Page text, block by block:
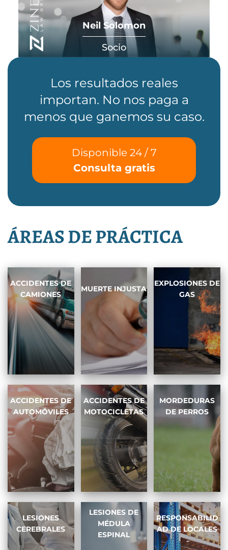
Neil Solomon
Socio
Los resultados reales
importan. No nos paga a
menos que ganemos su caso.
Disponible 24 / 7
Consulta gratis
ÁREAS DE PRÁCTICA
ACCIDENTES DE
CAMIONES
MUERTE INJUSTA
EXPLOSIONES DE
GAS
ACCIDENTES DE
AUTOMÓVILES
ACCIDENTES DE
MOTOCICLETAS
MORDEDURAS
DE PERROS
LESIONES
CEREBRALES
LESIONES DE
MÉDULA
ESPINAL
RESPONSABILID
AD DE LOCALES